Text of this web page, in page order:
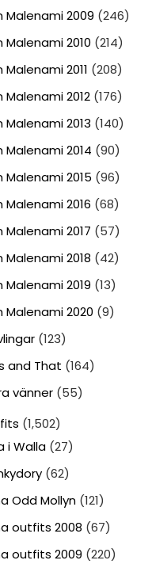
Malenami 2009 (246)
Malenami 2010 (214)
Malenami 2011 (208)
Malenami 2012(176)
Malenami 2013 (140)
Malenami 2014 (90)
Malenami 2015 (96)
Malenami 2016 (68)
Malenami 2017 (57)
Malenami 2018 (42)
Malenami 2019 (13)
Malenami 2020 (9)
(123)
and That (164)
vänner(55)
(1,502)
i Walla(27)
(62)
Odd Mollyn(121)
outfits 2008 (67)
outfits 2009 (220)